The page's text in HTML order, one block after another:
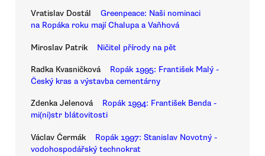
Vratislav Dostál
Greenpeace: Naši nominaci
na Ropáka roku mají Chalupa a Vaňhová
Miroslav Patrik Ničitel přírody na pět
Radka Kvasničková
Ropák 1995: František Malý -
Český kras a výstavba cementárny
Zdenka Jelenová
Ropák 1994: František Benda -
mi(ni)str blátovitosti
Václav Čermák
Ropák 1997: Stanislav Novotný -
vodohospodářský technokrat